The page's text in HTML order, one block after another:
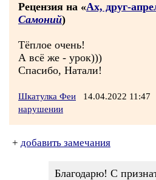
Рецензия на «Ах, друг-
Самоний)
Тёплое очень!
А всё же - урок)))
Спасибо, Натали!
Шкатулка Феи 14.04.2022 11:47
нарушении
+ добавить замечания
Благодарю! С